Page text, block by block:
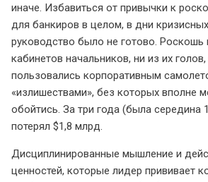
иначе. Избавиться от привычки к
для банкиров в целом, в дни
руководство было не готово. Роскошь
кабинетов начальников, ни из их
пользовались корпоративным
«излишествами», без которых вполне
обойтись. За три года (была середина
потерял $1,8 млрд.
Дисциплинированные мышление и
ценностей, которые лидер прививает